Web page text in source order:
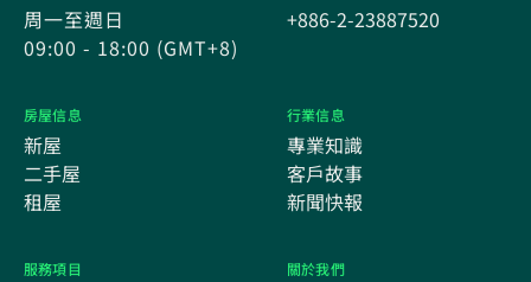
周一至週日
09:00 - 18:00 (GMT+8)
+886-2-23887520
房屋信息
新屋
二手屋
租屋
行業信息
專業知識
客戶故事
新聞快報
服務項目 關於我們